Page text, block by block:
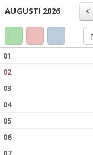
AUGUSTI 2026
01
02
03
04
05
06